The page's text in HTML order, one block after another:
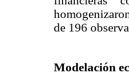
de 196
Modelación